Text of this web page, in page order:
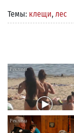
Темы: клещи, лес